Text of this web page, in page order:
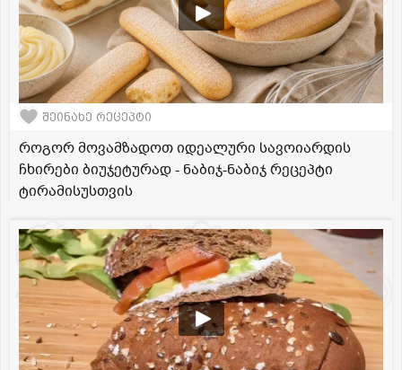
შეინახე რეცეპტი
როგორ მოვამზადოთ იდეალური სავოიარდის
ჩხირები ბიუჯეტურად - ნაბიჯ-ნაბიჯ რეცეპტი
ტირამისუსთვის